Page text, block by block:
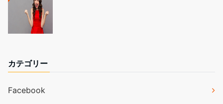
カテゴリー
Facebook